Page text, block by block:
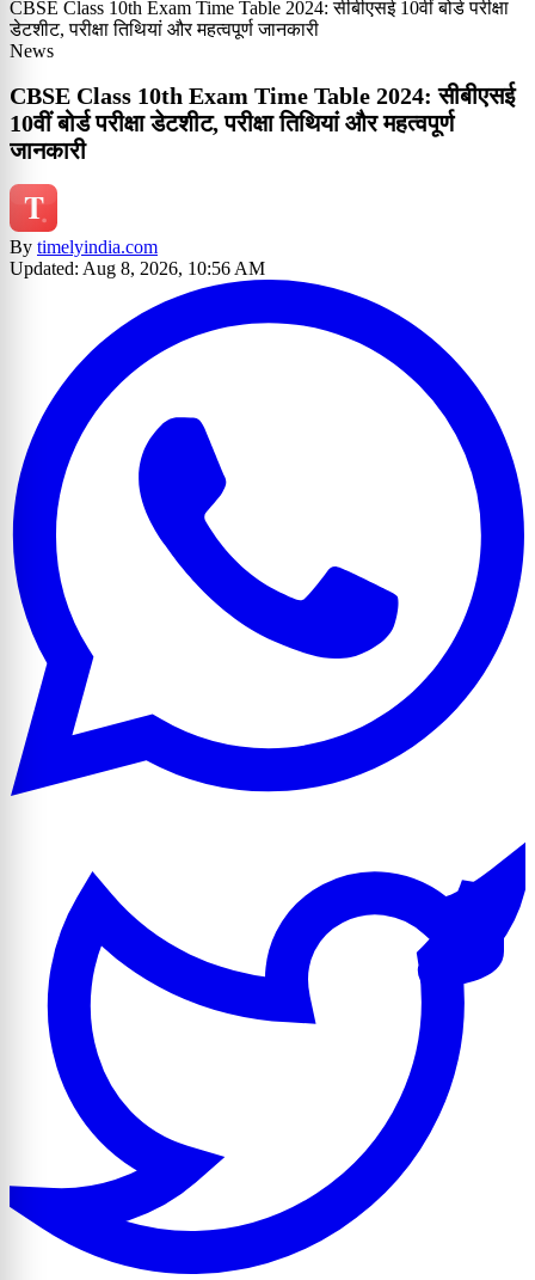
CBSE Class 10th Exam Time Table 2024: सीबीएसई 10वीं बोर्ड परीक्षा
डेटशीट, परीक्षा तिथियां और महत्वपूर्ण जानकारी
News
CBSE Class 10th Exam Time Table 2024: सीबीएसई
10वीं बोर्ड परीक्षा डेटशीट, परीक्षा तिथियां और महत्वपूर्ण
जानकारी
By timelyindia.com
Updated: Aug 8, 2026, 10:56 AM